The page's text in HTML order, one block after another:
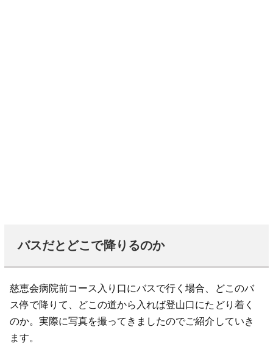
バスだとどこで降りるのか
慈恵会病院前コース入り口にバスで行く場合、どこのバ
ス停で降りて、どこの道から入れば登山口にたどり着く
のか。実際に写真を撮ってきましたのでご紹介していき
ます。